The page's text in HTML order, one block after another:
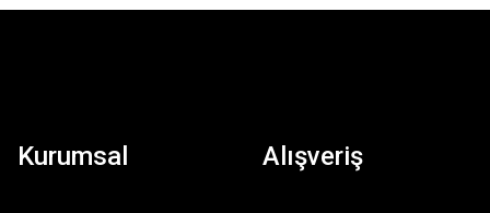
Kurumsal Alışveriş